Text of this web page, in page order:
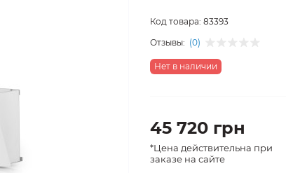
Код товара: 83393
Отзывы: (0)
Нет в наличии
45 720 грн
*Цена действительна при
заказе на сайте